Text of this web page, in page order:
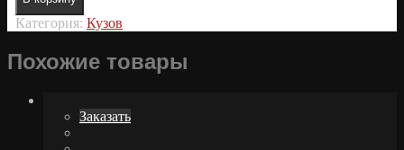
Категория: Кузов
Похожие товары
Заказать